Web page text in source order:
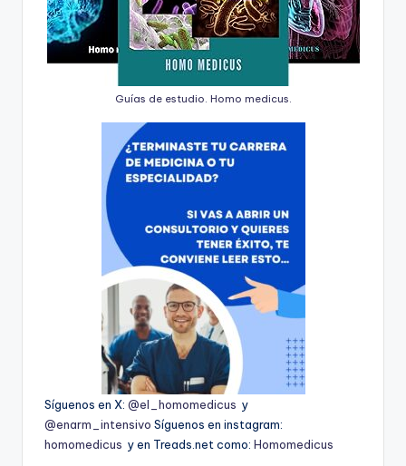
Guías de estudio. Homo medicus.
Síguenos en X: @el_homomedicus y
@enarm_intensivo Síguenos en instagram:
homomedicus y en Treads.net como: Homomedicus